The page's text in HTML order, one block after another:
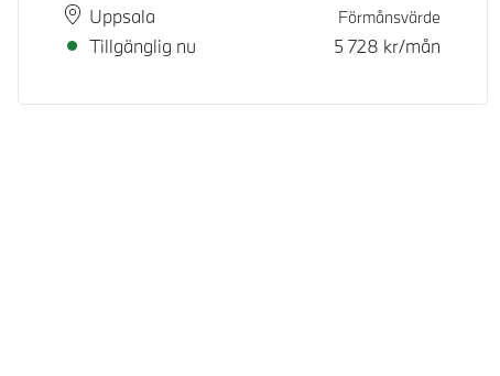
PlatsUppsala
Leveranstid
Tillgänglig nu
Förmånsvärde
5 728 kr/mån